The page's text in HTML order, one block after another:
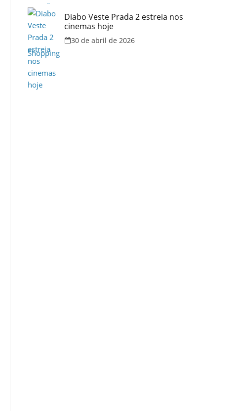
Diabo Veste Prada 2 estreia nos
cinemas hoje
30 de abril de 2026